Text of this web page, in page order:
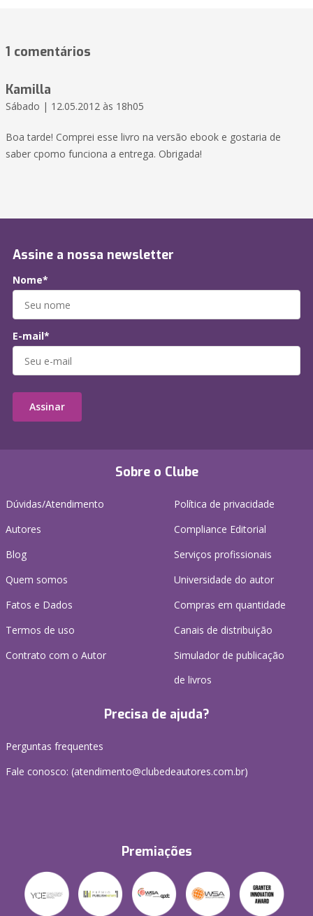
1 comentários
Kamilla
Sábado | 12.05.2012 às 18h05
Boa tarde! Comprei esse livro na versão ebook e gostaria de
saber cpomo funciona a entrega. Obrigada!
Sobre o Clube
Dúvidas/Atendimento
Autores
Blog
Quem somos
Fatos e Dados
Termos de uso
Contrato com o Autor
Política de privacidade
Compliance Editorial
Serviços profissionais
Universidade do autor
Compras em quantidade
Canais de distribuição
Simulador de publicação
de livros
Precisa de ajuda?
Perguntas frequentes
Fale conosco: (atendimento@clubedeautores.com.br)
Premiações
Assine a nossa newsletter
Nome*
E-mail*
Assinar